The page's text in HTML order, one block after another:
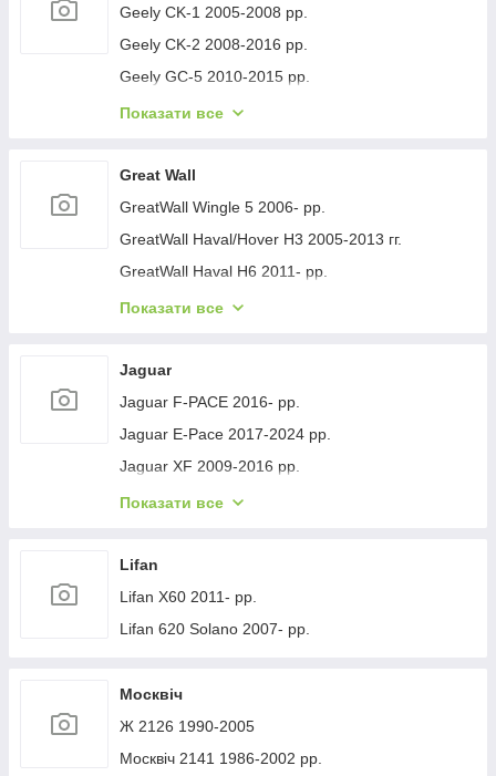
Geely CK-1 2005-2008 рр.
Geely CK-2 2008-2016 рр.
Geely GC-5 2010-2015 рр.
Geely GC-6 2014-2020 рр.
Geely Emgrand EC7 2009- рр.
Geely Emgrand X7 2011- рр.
Geely LC Cross 2008-2016 гг.
Geely MK 2006-2014 рр.
Geely MK Cross 2010-2016 рр.
Показати все
Great Wall
GreatWall Wingle 5 2006- рр.
GreatWall Haval/Hover H3 2005-2013 гг.
GreatWall Haval H6 2011- рр.
GreatWall Haval F7 2018-2024 рр.
Показати все
Jaguar
Jaguar F-PACE 2016- рр.
Jaguar E-Pace 2017-2024 рр.
Jaguar XF 2009-2016 рр.
Jaguar XF 2016- рр.
Jaguar XJ 2010-хв.
Показати все
Lifan
Lifan X60 2011- рр.
Lifan 620 Solano 2007- рр.
Москвіч
Ж 2126 1990-2005
Москвіч 2141 1986-2002 рр.